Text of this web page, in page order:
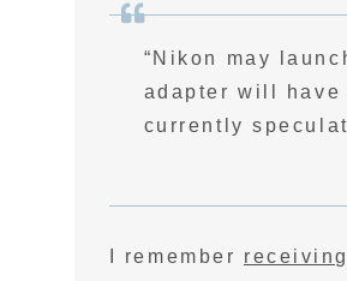
“Nikon may
adapter will
currently
I remember